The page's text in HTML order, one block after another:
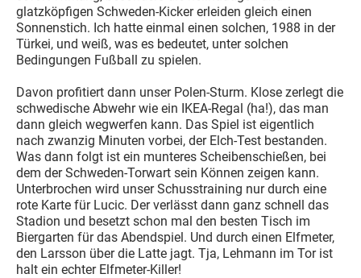
glatzköpfigen Schweden-Kicker erleiden gleich einen
Sonnenstich. Ich hatte einmal einen solchen, 1988 in der
Türkei, und weiß, was es bedeutet, unter solchen
Bedingungen Fußball zu spielen.
Davon profitiert dann unser Polen-Sturm. Klose zerlegt die
schwedische Abwehr wie ein IKEA-Regal (ha!), das man
dann gleich wegwerfen kann. Das Spiel ist eigentlich
nach zwanzig Minuten vorbei, der Elch-Test bestanden.
Was dann folgt ist ein munteres Scheibenschießen, bei
dem der Schweden-Torwart sein Können zeigen kann.
Unterbrochen wird unser Schusstraining nur durch eine
rote Karte für Lucic. Der verlässt dann ganz schnell das
Stadion und besetzt schon mal den besten Tisch im
Biergarten für das Abendspiel. Und durch einen Elfmeter,
den Larsson über die Latte jagt. Tja, Lehmann im Tor ist
halt ein echter Elfmeter-Killer!